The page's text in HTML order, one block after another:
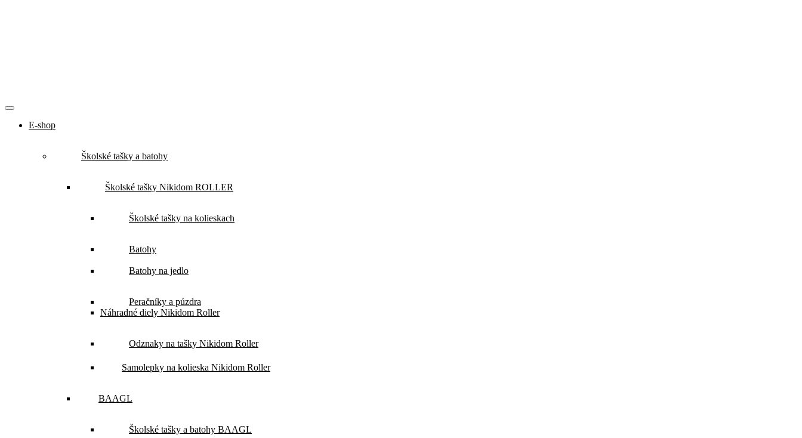
E-shop
Školské tašky a batohy
Školské tašky Nikidom ROLLER
Školské tašky na kolieskach
Batohy
Batohy na jedlo
Peračníky a púzdra
Náhradné diely Nikidom Roller
Odznaky na tašky Nikidom Roller
Samolepky na kolieska Nikidom Roller
BAAGL
Školské tašky a batohy BAAGL